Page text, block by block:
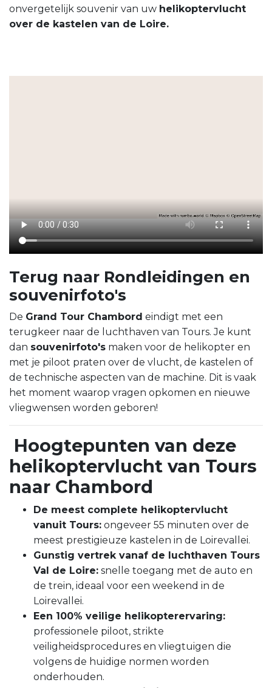
onvergetelijk souvenir van uw helikoptervlucht
over de kastelen van de Loire.
Terug naar Rondleidingen en
souvenirfoto's
De Grand Tour Chambord eindigt met een
terugkeer naar de luchthaven van Tours. Je kunt
dan souvenirfoto's maken voor de helikopter en
met je piloot praten over de vlucht, de kastelen of
de technische aspecten van de machine. Dit is vaak
het moment waarop vragen opkomen en nieuwe
vliegwensen worden geboren!
Hoogtepunten van deze
helikoptervlucht van Tours
naar Chambord
De meest complete helikoptervlucht
vanuit Tours: ongeveer 55 minuten over de
meest prestigieuze kastelen in de Loirevallei.
Gunstig vertrek vanaf de luchthaven Tours
Val de Loire: snelle toegang met de auto en
de trein, ideaal voor een weekend in de
Loirevallei.
Een 100% veilige helikopterervaring:
professionele piloot, strikte
veiligheidsprocedures en vliegtuigen die
volgens de huidige normen worden
onderhouden.